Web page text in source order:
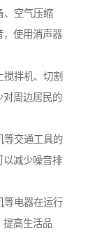
、空气压缩
，使用消声器
拌机、切割
对周边居民的
等交通工具的
以减少噪音排
等电器在运行
提高生活品